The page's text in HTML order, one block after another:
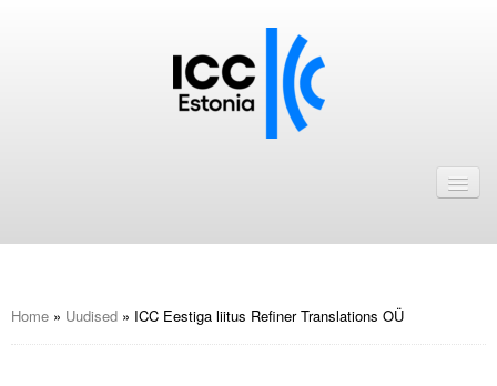
ICC Eesti liikmebaas
Home » Uudised » ICC Eestiga liitus Refiner Translations OÜ